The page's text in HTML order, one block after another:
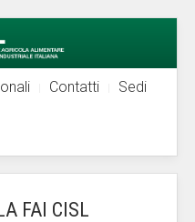
Contatti
Sedi
FAI CISL